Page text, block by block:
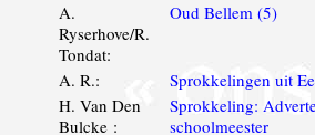
A.
Ryserhove/R.
Tondat:
Oud Bellem (5)
A. R.: Sprokkelingen uit
H. Van Den
Bulcke :
Sprokkeling:
schoolmeester